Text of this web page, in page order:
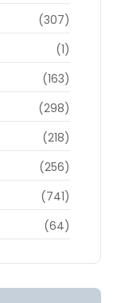
(307)
(1)
(163)
(298)
(218)
(256)
(741)
(64)